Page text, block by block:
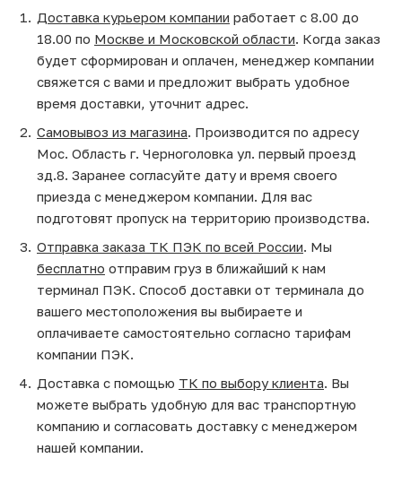
Доставка курьером компании работает с 8.00 до
18.00 по Москве и Московской области. Когда заказ
будет сформирован и оплачен, менеджер компании
свяжется с вами и предложит выбрать удобное
время доставки, уточнит адрес.
Самовывоз из магазина. Производится по адресу
Мос. Область г. Черноголовка ул. первый проезд
зд.8. Заранее согласуйте дату и время своего
приезда с менеджером компании. Для вас
подготовят пропуск на территорию производства.
Отправка заказа ТК ПЭК по всей России. Мы
бесплатно отправим груз в ближайший к нам
терминал ПЭК. Способ доставки от терминала до
вашего местоположения вы выбираете и
оплачиваете самостоятельно согласно тарифам
компании ПЭК.
Доставка с помощью ТК по выбору клиента. Вы
можете выбрать удобную для вас транспортную
компанию и согласовать доставку с менеджером
нашей компании.